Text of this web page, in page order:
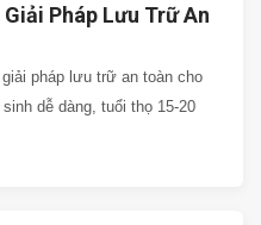
Pháp Lưu Trữ An
pháp lưu trữ an toàn cho
dễ dàng, tuổi thọ 15-20